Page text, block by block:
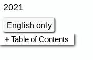
2021
English only
Table of Contents